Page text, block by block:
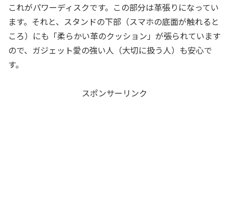
これがパワーディスクです。この部分は革張りになってい
ます。それと、スタンドの下部（スマホの底面が触れると
ころ）にも「柔らかい革のクッション」が張られています
ので、ガジェット愛の強い人（大切に扱う人）も安心で
す。
スポンサーリンク